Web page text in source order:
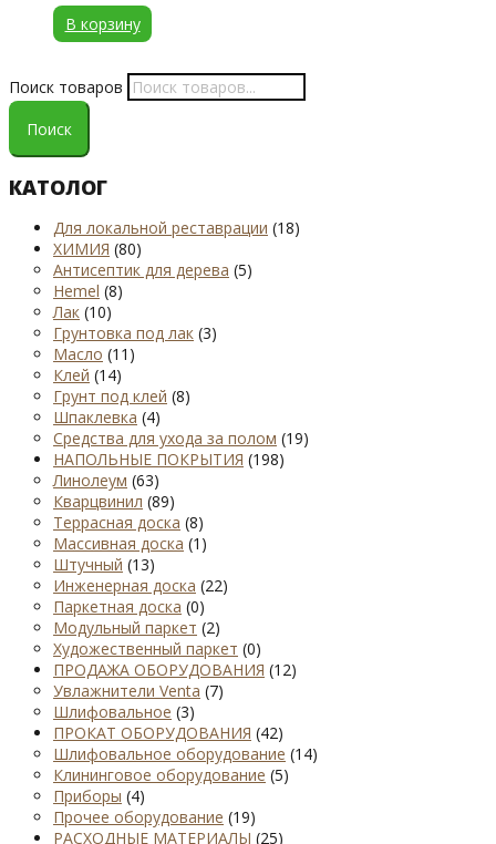
Поиск товаров
Поиск
КАТОЛОГ
Для локальной реставрации (18)
ХИМИЯ (80)
Антисептик для дерева (5)
Hemel (8)
Лак (10)
Грунтовка под лак (3)
Масло (11)
Клей (14)
Грунт под клей (8)
Шпаклевка (4)
Средства для ухода за полом (19)
НАПОЛЬНЫЕ ПОКРЫТИЯ (198)
Линолеум (63)
Кварцвинил (89)
Террасная доска (8)
Массивная доска (1)
Штучный (13)
Инженерная доска (22)
Паркетная доска (0)
Модульный паркет (2)
Художественный паркет (0)
ПРОДАЖА ОБОРУДОВАНИЯ (12)
Увлажнители Venta (7)
Шлифовальное (3)
ПРОКАТ ОБОРУДОВАНИЯ (42)
Шлифовальное оборудование (14)
Клининговое оборудование (5)
Приборы (4)
Прочее оборудование (19)
РАСХОДНЫЕ МАТЕРИАЛЫ (25)
В корзину